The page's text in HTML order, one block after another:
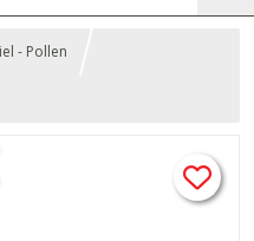
- Pollen